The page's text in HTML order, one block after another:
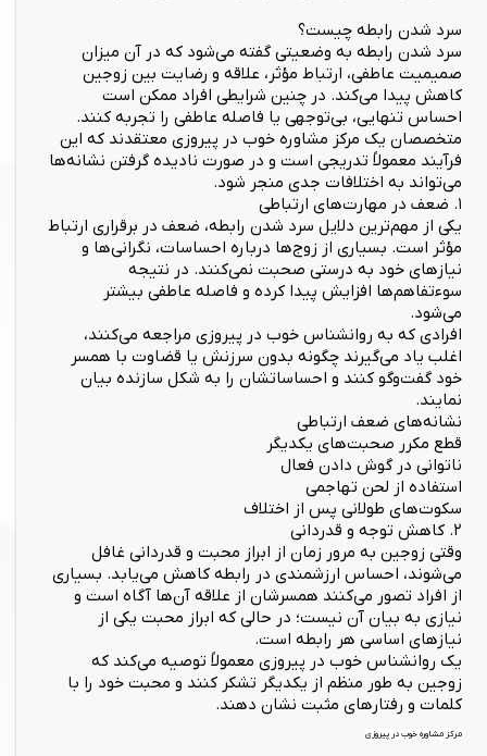
سرد شدن رابطه چیست؟
سرد شدن رابطه به وضعیتی گفته می‌شود که در آن میزان
صمیمیت عاطفی، ارتباط مؤثر، علاقه و رضایت بین زوجین
کاهش پیدا می‌کند. در چنین شرایطی افراد ممکن است
احساس تنهایی، بی‌توجهی یا فاصله عاطفی را تجربه کنند.
متخصصان یک مرکز مشاوره خوب در پیروزی معتقدند که این
فرآیند معمولاً تدریجی است و در صورت نادیده گرفتن نشانه‌ها
می‌تواند به اختلافات جدی منجر شود.
۱. ضعف در مهارت‌های ارتباطی
یکی از مهم‌ترین دلایل سرد شدن رابطه، ضعف در برقراری ارتباط
مؤثر است. بسیاری از زوج‌ها درباره احساسات، نگرانی‌ها و
نیازهای خود به درستی صحبت نمی‌کنند. در نتیجه
سوءتفاهم‌ها افزایش پیدا کرده و فاصله عاطفی بیشتر
می‌شود.
افرادی که به روانشناس خوب در پیروزی مراجعه می‌کنند،
اغلب یاد می‌گیرند چگونه بدون سرزنش یا قضاوت با همسر
خود گفت‌وگو کنند و احساساتشان را به شکل سازنده بیان
نمایند.
نشانه‌های ضعف ارتباطی
قطع مکرر صحبت‌های یکدیگر
ناتوانی در گوش دادن فعال
استفاده از لحن تهاجمی
سکوت‌های طولانی پس از اختلاف
۲. کاهش توجه و قدردانی
وقتی زوجین به مرور زمان از ابراز محبت و قدردانی غافل
می‌شوند، احساس ارزشمندی در رابطه کاهش می‌یابد. بسیاری
از افراد تصور می‌کنند همسرشان از علاقه آن‌ها آگاه است و
نیازی به بیان آن نیست؛ در حالی که ابراز محبت یکی از
نیازهای اساسی هر رابطه است.
یک روانشناس خوب در پیروزی معمولاً توصیه می‌کند که
زوجین به طور منظم از یکدیگر تشکر کنند و محبت خود را با
کلمات و رفتارهای مثبت نشان دهند.
مرکز مشاوره خوب در پیروزی